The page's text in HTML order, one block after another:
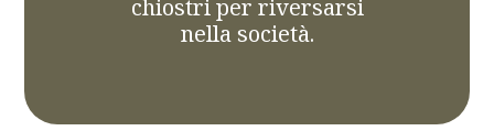
chiostri per riversarsi
nella società.